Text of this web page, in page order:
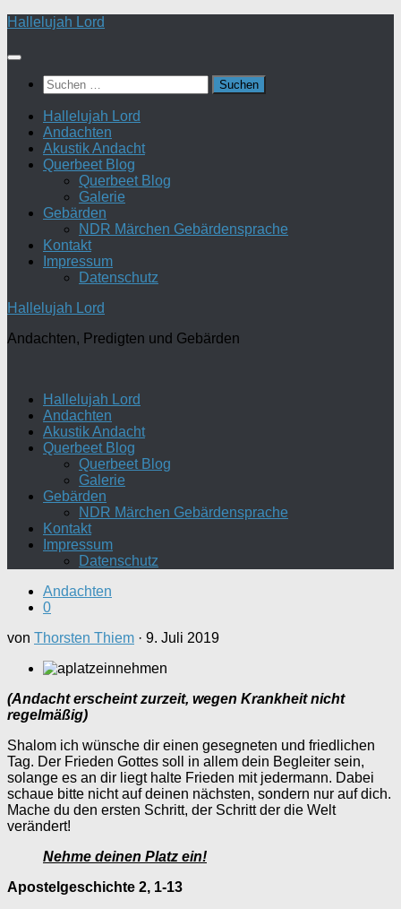
Zum
springen
Hallelujah Lord
Suchen
nach:
Hallelujah Lord
Andachten
Akustik Andacht
Querbeet Blog
Querbeet Blog
Galerie
Gebärden
NDR Märchen Gebärdensprache
Kontakt
Impressum
Datenschutz
Hallelujah Lord
Andachten, Predigten und Gebärden
Hallelujah Lord
Andachten
Akustik Andacht
Querbeet Blog
Querbeet Blog
Galerie
Gebärden
NDR Märchen Gebärdensprache
Kontakt
Impressum
Datenschutz
Andachten
0
von Thorsten Thiem · 9. Juli 2019
(Andacht erscheint zurzeit, wegen Krankheit nicht
regelmäßig)
Shalom ich wünsche dir einen gesegneten und friedlichen
Tag. Der Frieden Gottes soll in allem dein Begleiter sein,
solange es an dir liegt halte Frieden mit jedermann. Dabei
schaue bitte nicht auf deinen nächsten, sondern nur auf dich.
Mache du den ersten Schritt, der Schritt der die Welt
verändert!
Nehme deinen Platz ein!
Apostelgeschichte 2, 1-13